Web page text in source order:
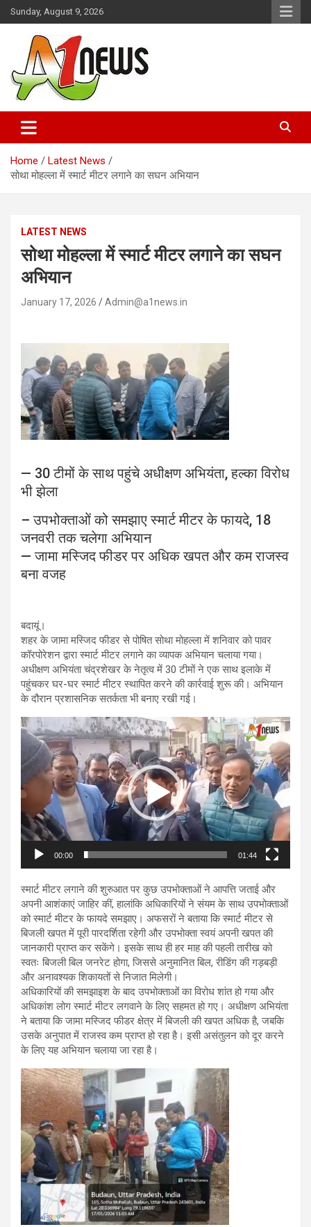
Skip
to
content
Sunday, August 9, 2026
A1news.in
Home
Latest News
सोथा मोहल्ला में स्मार्ट मीटर लगाने का सघन अभियान
LATEST NEWS
सोथा मोहल्ला में स्मार्ट मीटर लगाने का सघन
अभियान
January 17, 2026 Admin@a1news.in
— 30 टीमों के साथ पहुंचे अधीक्षण अभियंता, हल्का विरोध
भी झेला
– उपभोक्ताओं को समझाए स्मार्ट मीटर के फायदे, 18
जनवरी तक चलेगा अभियान
— जामा मस्जिद फीडर पर अधिक खपत और कम राजस्व
बना वजह
बदायूं।
शहर के जामा मस्जिद फीडर से पोषित सोथा मोहल्ला में शनिवार को पावर
कॉरपोरेशन द्वारा स्मार्ट मीटर लगाने का व्यापक अभियान चलाया गया।
अधीक्षण अभियंता चंद्रशेखर के नेतृत्व में 30 टीमों ने एक साथ इलाके में
पहुंचकर घर-घर स्मार्ट मीटर स्थापित करने की कार्रवाई शुरू की। अभियान
के दौरान प्रशासनिक सतर्कता भी बनाए रखी गई।
Video
Player
00:00 01:44
स्मार्ट मीटर लगाने की शुरुआत पर कुछ उपभोक्ताओं ने आपत्ति जताई और
अपनी आशंकाएं जाहिर कीं, हालांकि अधिकारियों ने संयम के साथ उपभोक्ताओं
को स्मार्ट मीटर के फायदे समझाए। अफसरों ने बताया कि स्मार्ट मीटर से
बिजली खपत में पूरी पारदर्शिता रहेगी और उपभोक्ता स्वयं अपनी खपत की
जानकारी प्राप्त कर सकेंगे। इसके साथ ही हर माह की पहली तारीख को
स्वतः बिजली बिल जनरेट होगा, जिससे अनुमानित बिल, रीडिंग की गड़बड़ी
और अनावश्यक शिकायतों से निजात मिलेगी।
अधिकारियों की समझाइश के बाद उपभोक्ताओं का विरोध शांत हो गया और
अधिकांश लोग स्मार्ट मीटर लगवाने के लिए सहमत हो गए। अधीक्षण अभियंता
ने बताया कि जामा मस्जिद फीडर क्षेत्र में बिजली की खपत अधिक है, जबकि
उसके अनुपात में राजस्व कम प्राप्त हो रहा है। इसी असंतुलन को दूर करने
के लिए यह अभियान चलाया जा रहा है।